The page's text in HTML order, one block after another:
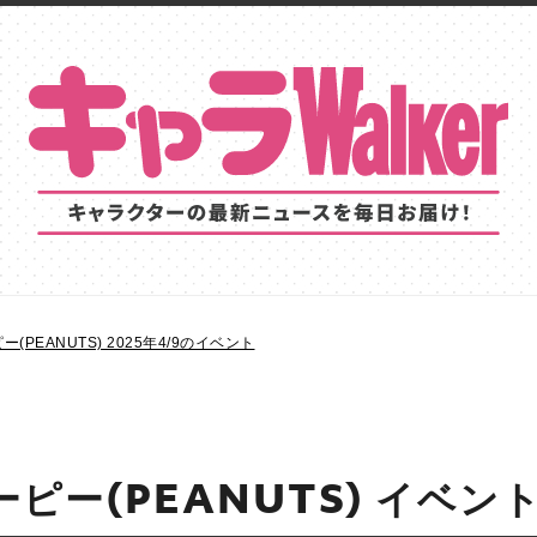
ー(PEANUTS) 2025年4/9のイベント
ピー(PEANUTS) イベン